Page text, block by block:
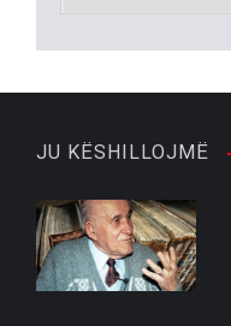
JU KËSHILLOJMË